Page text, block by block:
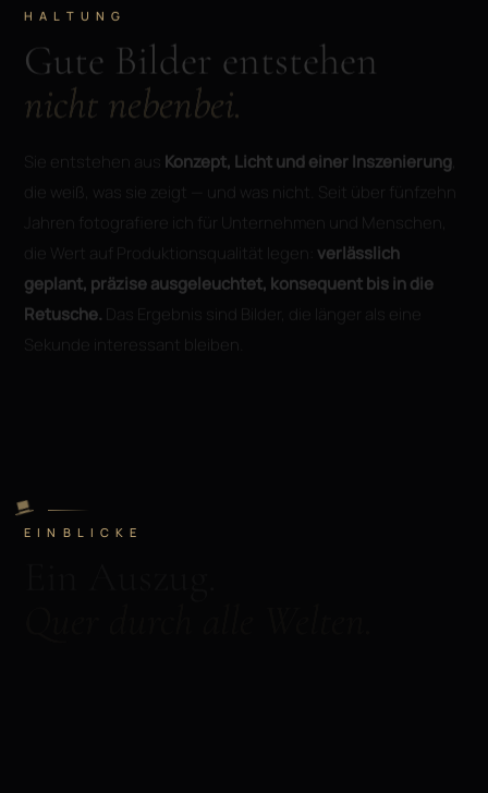
HALTUNG
Gute Bilder entstehen
nicht nebenbei.
Sie entstehen aus Konzept, Licht und einer Inszenierung
die weiß, was sie zeigt — und was nicht. Seit über fünfzehn
Jahren fotografiere ich für Unternehmen und Menschen,
die Wert auf Produktionsqualität legen: verlässlich
geplant, präzise ausgeleuchtet, konsequent bis in die
Retusche. Das Ergebnis sind Bilder, die länger als eine
Sekunde interessant bleiben.
EINBLICKE